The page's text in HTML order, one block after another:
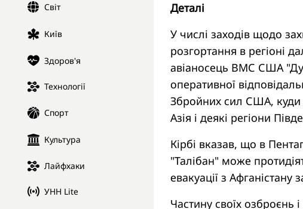
Світ
Київ
Здоров'я
Технології
Спорт
Культура
Лайфхаки
УНН Lite
Деталі
У числі заходів щодо
розгортання в регіоні
авіаносець ВМС США
оперативної
Збройних сил США, куди
Азія і деякі регіони
Кірбі вказав, що в
"Талібан" може
евакуації з Афганістану
Частину своїх озброєнь